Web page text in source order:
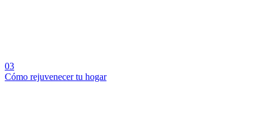
03
Cómo rejuvenecer tu hogar